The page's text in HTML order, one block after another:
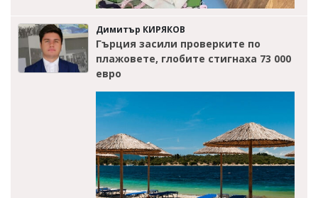
Димитър КИРЯКОВ
Гърция засили проверките по
плажовете, глобите стигнаха 73 000
евро